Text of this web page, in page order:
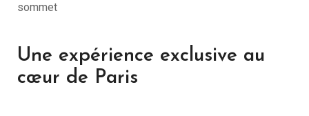
sommet
Une expérience exclusive au
cœur de Paris